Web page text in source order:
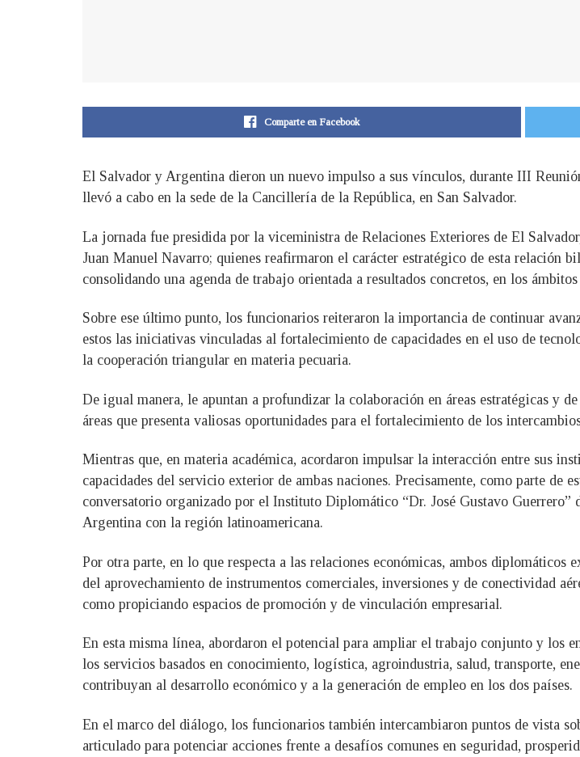
Comparte en Facebook
El Salvador y Argentina dieron un nuevo impulso a sus vínculos, durante III
llevó a cabo en la sede de la Cancillería de la República, en San Salvador.
La jornada fue presidida por la viceministra de Relaciones Exteriores de El
Juan Manuel Navarro; quienes reafirmaron el carácter estratégico de esta relación
consolidando una agenda de trabajo orientada a resultados concretos, en los
Sobre ese último punto, los funcionarios reiteraron la importancia de continuar
estos las iniciativas vinculadas al fortalecimiento de capacidades en el uso de
la cooperación triangular en materia pecuaria.
De igual manera, le apuntan a profundizar la colaboración en áreas estratégicas y
áreas que presenta valiosas oportunidades para el fortalecimiento de los
Mientras que, en materia académica, acordaron impulsar la interacción entre sus
capacidades del servicio exterior de ambas naciones. Precisamente, como parte de
conversatorio organizado por el Instituto Diplomático “Dr. José Gustavo
Argentina con la región latinoamericana.
Por otra parte, en lo que respecta a las relaciones económicas, ambos
del aprovechamiento de instrumentos comerciales, inversiones y de conectividad
como propiciando espacios de promoción y de vinculación empresarial.
En esta misma línea, abordaron el potencial para ampliar el trabajo conjunto y los
los servicios basados en conocimiento, logística, agroindustria, salud, transporte,
contribuyan al desarrollo económico y a la generación de empleo en los dos países.
En el marco del diálogo, los funcionarios también intercambiaron puntos de vista
articulado para potenciar acciones frente a desafíos comunes en seguridad,